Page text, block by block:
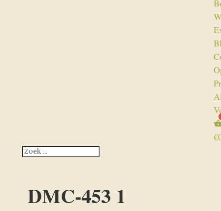
€
DMC-453 1